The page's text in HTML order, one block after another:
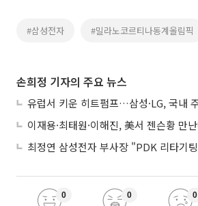
#삼성전자 #밀라노코르티나동계올림픽
손희정 기자의 주요 뉴스
0 0 0